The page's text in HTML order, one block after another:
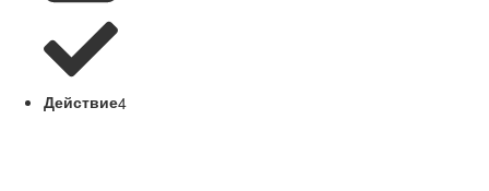
Действие4